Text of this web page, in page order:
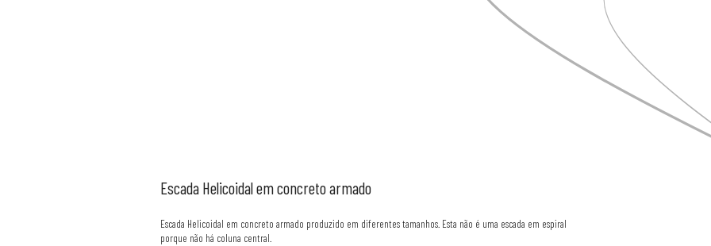
Escada Helicoidalemconcretoarmado
Escada Helicoidal em concreto armado produzido em diferentes tamanhos. Esta não é uma escada em espiral
porque não há coluna central.